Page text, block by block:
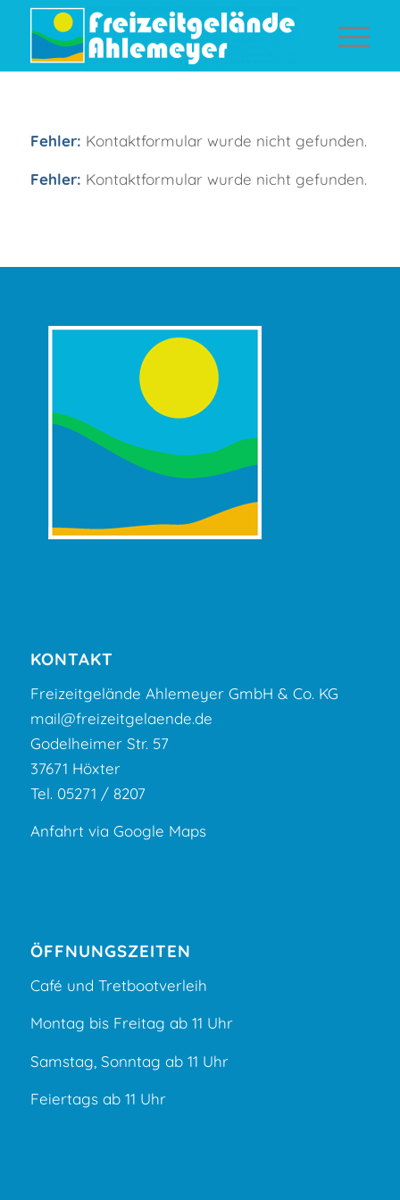
Fehler: Kontaktformular wurde nicht gefunden.
Fehler: Kontaktformular wurde nicht gefunden.
KONTAKT
Freizeitgelände Ahlemeyer GmbH & Co. KG
mail@freizeitgelaende.de
Godelheimer Str. 57
37671 Höxter
Tel. 05271 / 8207
Anfahrt via Google Maps
ÖFFNUNGSZEITEN
Café und Tretbootverleih
Montag bis Freitag ab 11 Uhr
Samstag, Sonntag ab 11 Uhr
Feiertags ab 11 Uhr